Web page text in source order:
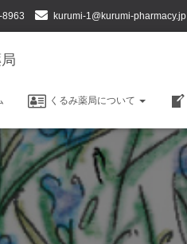
8963 kurumi-1@kurumi-pharmacy.jp
くるみ薬局について